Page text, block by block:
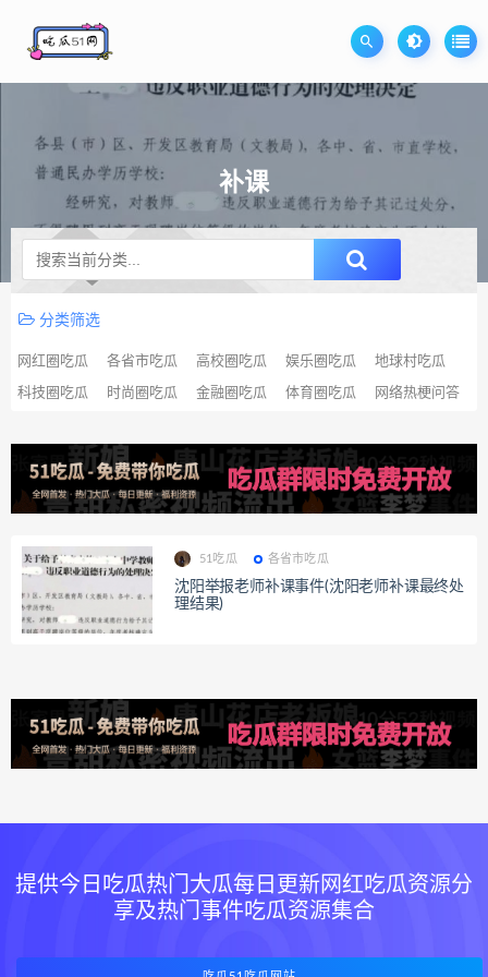
补课
升级SVIP无限免费下载
分类筛选
网红圈吃瓜 各省市吃瓜 高校圈吃瓜 娱乐圈吃瓜 地球村吃瓜
科技圈吃瓜 时尚圈吃瓜 金融圈吃瓜 体育圈吃瓜 网络热梗问答
51吃瓜 各省市吃瓜
沈阳举报老师补课事件(沈阳老师补课最终处
理结果)
提供今日吃瓜热门大瓜每日更新网红吃瓜资源分
享及热门事件吃瓜资源集合